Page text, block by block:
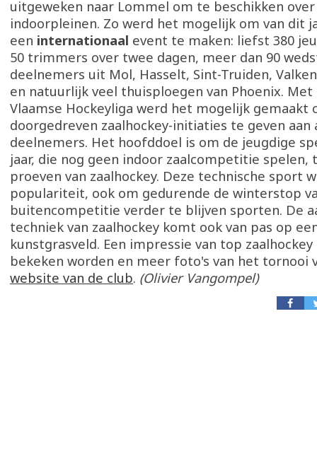
uitgeweken naar Lommel om te beschikken
indoorpleinen. Zo werd het mogelijk om van dit
een internationaal event te maken: liefst 380
50 trimmers over twee dagen, meer dan 90
deelnemers uit Mol, Hasselt, Sint-Truiden,
en natuurlijk veel thuisploegen van Phoenix. Met
Vlaamse Hockeyliga werd het mogelijk gemaakt
doorgedreven zaalhockey-initiaties te geven aan
deelnemers. Het hoofddoel is om de jeugdige
jaar, die nog geen indoor zaalcompetitie spelen,
proeven van zaalhockey. Deze technische sport
populariteit, ook om gedurende de winterstop
buitencompetitie verder te blijven sporten. De
techniek van zaalhockey komt ook van pas op
kunstgrasveld. Een impressie van top
bekeken worden en meer foto's van het tornooi
website van de club. (Olivier Vangompel)